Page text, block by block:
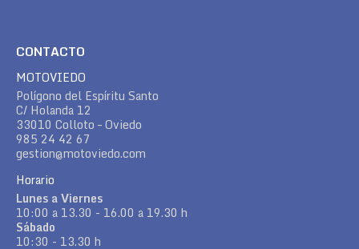
CONTACTO
MOTOVIEDO
Polígono del Espíritu Santo
C/ Holanda 12
33010 Colloto – Oviedo
985 24 42 67
gestion@motoviedo.com
Horario
Lunes a Viernes
10:00 a 13.30 - 16.00 a 19.30 h
Sábado
10:30 - 13.30 h